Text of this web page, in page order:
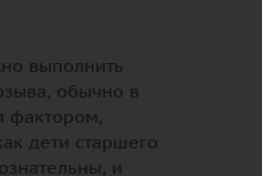
выполнить
обычно в
фактором,
дети старшего
и